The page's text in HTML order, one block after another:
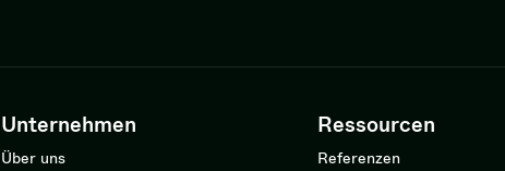
Unternehmen
Über uns
Ressourcen
Referenzen